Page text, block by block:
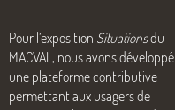
Pour l’exposition Situationsdu
MACVAL, nous avons développé
une plateforme contributive
permettant aux usagers de